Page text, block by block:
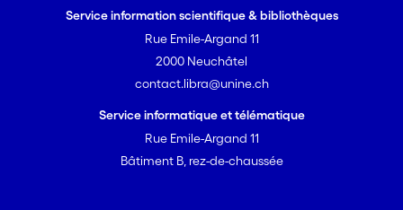
agriculteurs.
Service information scientifique & bibliothèques
Rue Emile-Argand 11
2000 Neuchâtel
contact.libra@unine.ch
Service informatique et télématique
Rue Emile-Argand 11
Bâtiment B, rez-de-chaussée